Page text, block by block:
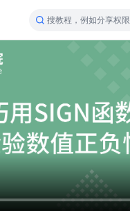
搜教程，例如分享权限